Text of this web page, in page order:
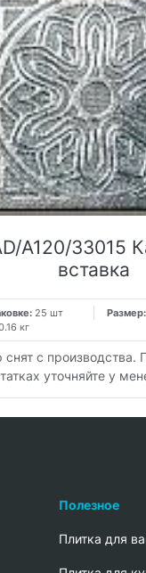
A120/33015
вставка
25 шт Размер:
кг
снят с производства.
уточняйте у
Полезное
Плитка для